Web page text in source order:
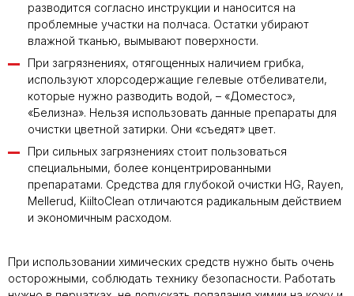
разводится согласно инструкции и наносится на
проблемные участки на полчаса. Остатки убирают
влажной тканью, вымывают поверхности.
При загрязнениях, отягощенных наличием грибка,
используют хлорсодержащие гелевые отбеливатели,
которые нужно разводить водой, – «Доместос»,
«Белизна». Нельзя использовать данные препараты для
очистки цветной затирки. Они «съедят» цвет.
При сильных загрязнениях стоит пользоваться
специальными, более концентрированными
препаратами. Средства для глубокой очистки HG, Rayen,
Mellerud, KiiltoClean отличаются радикальным действием
и экономичным расходом.
При использовании химических средств нужно быть очень
осторожными, соблюдать технику безопасности. Работать